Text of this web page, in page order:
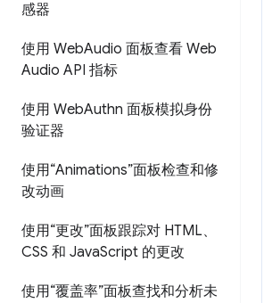
感器
使用 WebAudio 面板查看 Web
Audio API 指标
使用 WebAuthn 面板模拟身份
验证器
使用“Animations”面板检查和修
改动画
使用“更改”面板跟踪对 HTML、
CSS 和 JavaScript 的更改
使用“覆盖率”面板查找和分析未